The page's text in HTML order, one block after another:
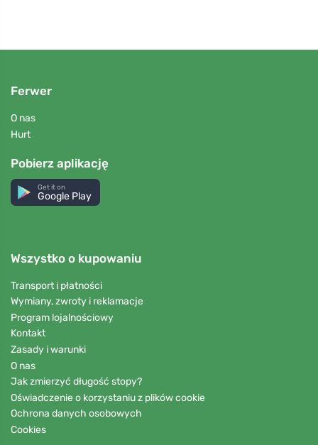
Ferwer
O nas
Hurt
Pobierz aplikację
Get it on
Google Play
Wszystko o kupowaniu
Transport i płatności
Wymiany, zwroty i reklamacje
Program lojalnościowy
Kontakt
Zasady i warunki
O nas
Jak zmierzyć długość stopy?
Oświadczenie o korzystaniu z plików cookie
Ochrona danych osobowych
Cookies